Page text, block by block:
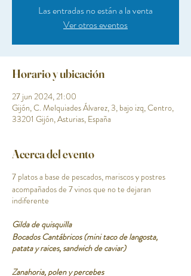
Las entradas no están a la venta
Ver otros eventos
Horario y ubicación
27 jun 2024, 21:00
Gijón, C. Melquiades Álvarez, 3, bajo izq, Centro,
33201 Gijón, Asturias, España
Acerca del evento
7 platos a base de pescados, mariscos y postres
acompañados de 7 vinos que no te dejaran
indiferente
Gilda de quisquilla
Bocados Cantábricos (mini taco de langosta,
patata y raices, sandwich de caviar)
Zanahoria, polen y percebes